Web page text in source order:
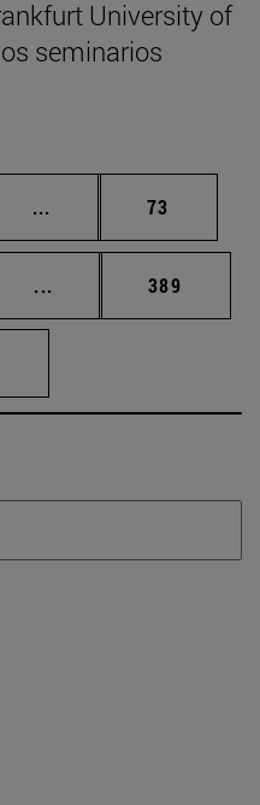
University of
seminarios
... Páginas intermedias
Página
73
... Páginas intermedias
Página
389